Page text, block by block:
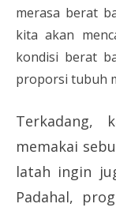
merasa berat
kita akan
kondisi berat
proporsi tubuh
Terkadang,
memakai
latah ingin
Padahal,